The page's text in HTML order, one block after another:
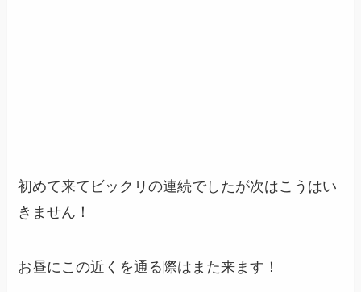
初めて来てビックリの連続でしたが次はこうはい
きません！
お昼にこの近くを通る際はまた来ます！